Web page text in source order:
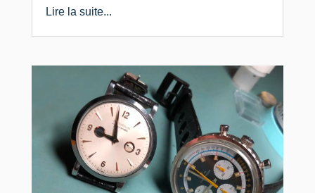
Lire la suite...